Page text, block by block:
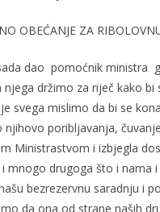
OBEĆANJE ZA
dao pomoćnik ministra
njega držimo za riječ kako
svega mislimo da bi se
njihovo poribljavanja,
Ministrastvom i izbjegla
i mnogo drugoga što i nama
bezrezervnu saradnju i
da ona od strane naših